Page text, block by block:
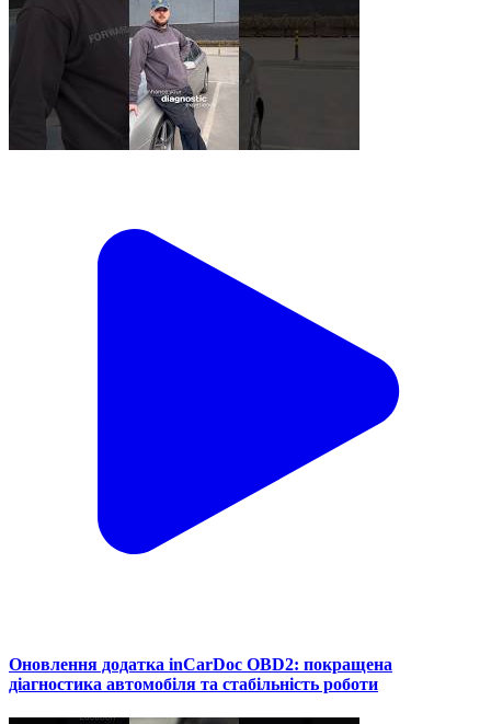
Оновлення додатка inCarDoc OBD2: покращена
діагностика автомобіля та стабільність роботи